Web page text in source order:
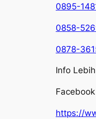
0895-
0858-
0878-
Info
https://